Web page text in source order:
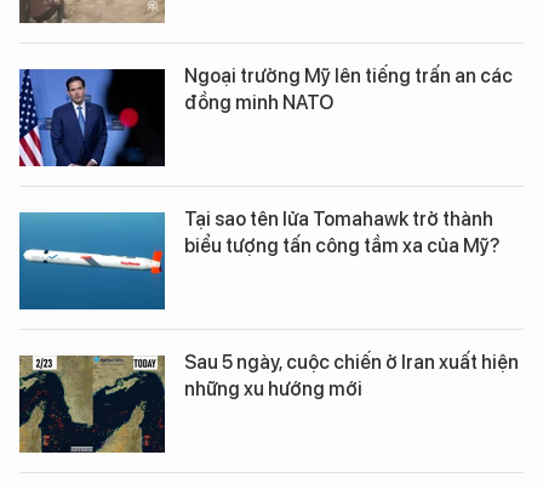
Ngoại trưởng Mỹ lên tiếng trấn an các
đồng minh NATO
Tại sao tên lửa Tomahawk trở thành
biểu tượng tấn công tầm xa của Mỹ?
Sau 5 ngày, cuộc chiến ở Iran xuất hiện
những xu hướng mới